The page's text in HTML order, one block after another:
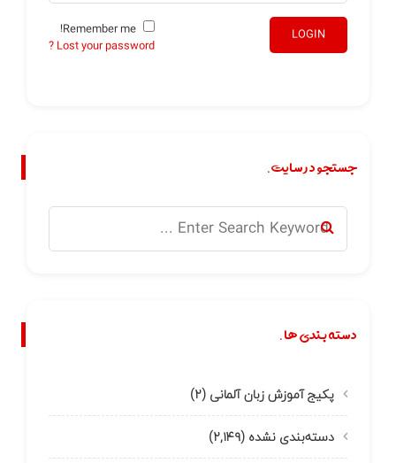
LOGIN
Lost your password ?
جستجو در سایت.
دسته بندی ها.
پکیج آموزش زبان آلمانی (۲)
دسته‌بندی نشده (۲,۱۴۹)